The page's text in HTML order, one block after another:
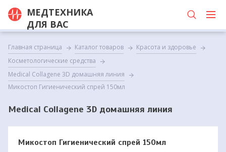
МЕДТЕХНИКА
ДЛЯ ВАС
Главная страница Каталог товаров
Красота и здоровье
Косметологические средства
Medical Collagene 3D домашняя линия
Микостоп Гигиенический спрей 150мл
Medical Collagene 3D домашняя линия
Микостоп Гигиенический спрей 150мл